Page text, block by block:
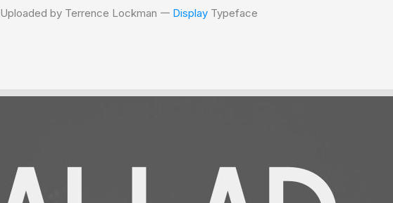
Uploaded by Terrence Lockman 𑁋 Display Typeface